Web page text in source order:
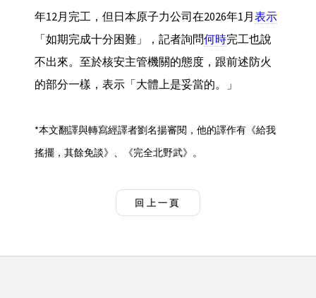
年12月完工，但日本原子力公司在2026年1月表示
「如期完成十分困難」，記者詢問何時完工也說
不出來。至於核安主管機關的態度，跟前述防火
的部分一樣，表示「大體上是妥當的。」
*本文翻譯與轉寫經譯者劉名揚審閱，他的譯作有《給我
搖擺，其餘免談》、《完全北野武》。